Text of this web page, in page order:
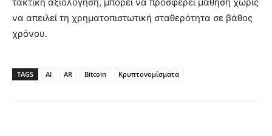
τακτική αξιολόγηση, μπορεί να προσφέρει μάθηση χωρίς
να απειλεί τη χρηματοπιστωτική σταθερότητα σε βάθος
χρόνου.
TAGS AI AR Bitcoin Κρυπτονομίσματα